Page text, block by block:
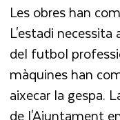
Les obres han
L'estadi
del futbol
màquines han
aixecar la gespa.
de l'Ajuntament